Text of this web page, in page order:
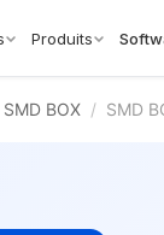
Produits
SMD BOX / SMD